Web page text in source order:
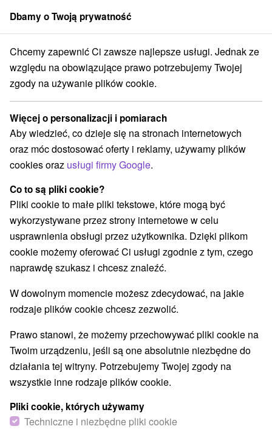
członek grupySorger
Drevenice Stredné Slovensko Žilinský kraj Leštiny
Drevenice Leštiny
Kategorie
Wszystkie kategorie
Apartmány(1)
Chaty na prenájom(3) Drevenice
Wybierz lokalizację lub datę
WSZYSTKO NAJTAŃSZE NAJDROŻSZE NA
Dbamy o Twoją prywatność
Chcemy zapewnić Ci zawsze najlepsze usługi. Jednak ze
względu na obowiązujące prawo potrzebujemy Twojej
zgody na używanie plików cookie.
Więcej o personalizacji i pomiarach
Aby wiedzieć, co dzieje się na stronach internetowych
oraz móc dostosować oferty i reklamy, używamy plików
cookies oraz usługi firmy Google.
Co to są pliki cookie?
Pliki cookie to małe pliki tekstowe, które mogą być
wykorzystywane przez strony internetowe w celu
usprawnienia obsługi przez użytkownika. Dzięki plikom
cookie możemy oferować Ci usługi zgodnie z tym, czego
naprawdę szukasz i chcesz znaleźć.
W dowolnym momencie możesz zdecydować, na jakie
rodzaje plików cookie chcesz zezwolić.
Prawo stanowi, że możemy przechowywać pliki cookie na
Twoim urządzeniu, jeśli są one absolutnie niezbędne do
działania tej witryny. Potrzebujemy Twojej zgody na
wszystkie inne rodzaje plików cookie.
Pliki cookie, których używamy
Techniczne i niezbędne pliki cookie